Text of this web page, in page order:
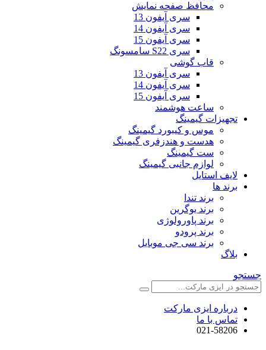
محافظ صفحه نمایش
سری آیفون 13
سری آیفون 14
سری آیفون 15
سری S22 سامسونگ
قاب گوشی
سری آیفون 13
سری آیفون 14
سری آیفون 15
ساعت هوشمند
تجهیزات گیمینگ
موس و کیبورد گیمینگ
هدست و هندزفری گیمینگ
ست گیمینگ
لوازم جانبی گیمینگ
لایف استایل
برند ها
برند تندا
برند یوگرین
برند پاورولوژی
برند پرودو
برند سی جی موبایل
بلاگ
جستجو
درباره ایزی مارکت
تماس با ما
021-58206